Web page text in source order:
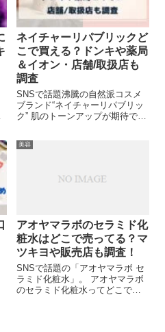
ネイチャーリパブリックど
こで買える？ドンキや薬局
＆イオン・店舗/取扱店も
調査
SNSで話題沸騰の自然派コスメ
ブランド“ネイチャーリパブリッ
ク” 肌のトーンアップが期待でき
方の「グリーンダーマCICAライ
美容
アオヤマラボのセラミド化
粧水はどこで売ってる？マ
ツキヨや販売店も調査！
SNSで話題の「アオヤマラボ セ
ラミド化粧水」。 アオヤマラボ
のセラミド化粧水ってどこで買